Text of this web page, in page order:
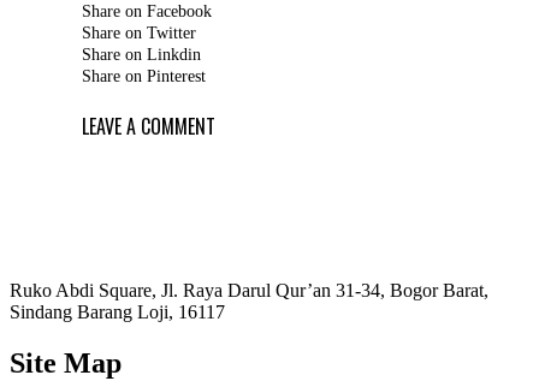
Share on Facebook
Share on Twitter
Share on Linkdin
Share on Pinterest
LEAVE A COMMENT
Ruko Abdi Square, Jl. Raya Darul Qur’an 31-34, Bogor Barat,
Sindang Barang Loji, 16117
Site Map